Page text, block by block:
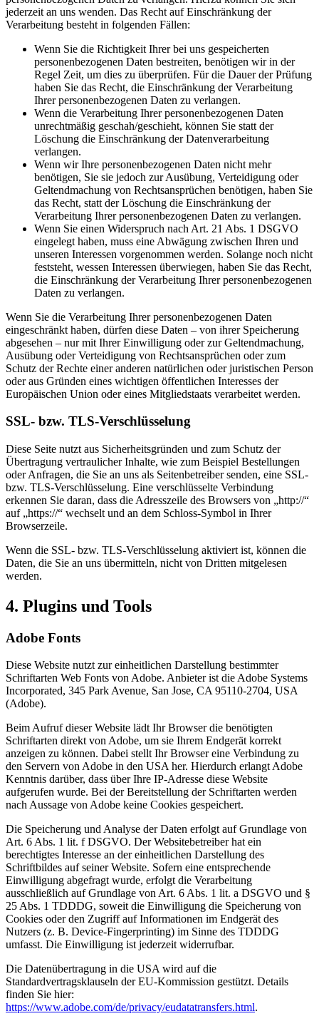
jederzeit an uns wenden. Das Recht auf Einschränkung der
Verarbeitung besteht in folgenden Fällen:
Wenn Sie die Richtigkeit Ihrer bei uns gespeicherten
personenbezogenen Daten bestreiten, benötigen wir in der
Regel Zeit, um dies zu überprüfen. Für die Dauer der Prüfung
haben Sie das Recht, die Einschränkung der Verarbeitung
Ihrer personenbezogenen Daten zu verlangen.
Wenn die Verarbeitung Ihrer personenbezogenen Daten
unrechtmäßig geschah/geschieht, können Sie statt der
Löschung die Einschränkung der Datenverarbeitung
verlangen.
Wenn wir Ihre personenbezogenen Daten nicht mehr
benötigen, Sie sie jedoch zur Ausübung, Verteidigung oder
Geltendmachung von Rechtsansprüchen benötigen, haben Sie
das Recht, statt der Löschung die Einschränkung der
Verarbeitung Ihrer personenbezogenen Daten zu verlangen.
Wenn Sie einen Widerspruch nach Art. 21 Abs. 1 DSGVO
eingelegt haben, muss eine Abwägung zwischen Ihren und
unseren Interessen vorgenommen werden. Solange noch nicht
feststeht, wessen Interessen überwiegen, haben Sie das Recht,
die Einschränkung der Verarbeitung Ihrer personenbezogenen
Daten zu verlangen.
Wenn Sie die Verarbeitung Ihrer personenbezogenen Daten
eingeschränkt haben, dürfen diese Daten – von ihrer Speicherung
abgesehen – nur mit Ihrer Einwilligung oder zur Geltendmachung,
Ausübung oder Verteidigung von Rechtsansprüchen oder zum
Schutz der Rechte einer anderen natürlichen oder juristischen Person
oder aus Gründen eines wichtigen öffentlichen Interesses der
Europäischen Union oder eines Mitgliedstaats verarbeitet werden.
SSL- bzw. TLS-Verschlüsselung
Diese Seite nutzt aus Sicherheitsgründen und zum Schutz der
Übertragung vertraulicher Inhalte, wie zum Beispiel Bestellungen
oder Anfragen, die Sie an uns als Seitenbetreiber senden, eine SSL-
bzw. TLS-Verschlüsselung. Eine verschlüsselte Verbindung
erkennen Sie daran, dass die Adresszeile des Browsers von „http://“
auf „https://“ wechselt und an dem Schloss-Symbol in Ihrer
Browserzeile.
Wenn die SSL- bzw. TLS-Verschlüsselung aktiviert ist, können die
Daten, die Sie an uns übermitteln, nicht von Dritten mitgelesen
werden.
4. Plugins und Tools
Adobe Fonts
Diese Website nutzt zur einheitlichen Darstellung bestimmter
Schriftarten Web Fonts von Adobe. Anbieter ist die Adobe Systems
Incorporated, 345 Park Avenue, San Jose, CA 95110-2704, USA
(Adobe).
Beim Aufruf dieser Website lädt Ihr Browser die benötigten
Schriftarten direkt von Adobe, um sie Ihrem Endgerät korrekt
anzeigen zu können. Dabei stellt Ihr Browser eine Verbindung zu
den Servern von Adobe in den USA her. Hierdurch erlangt Adobe
Kenntnis darüber, dass über Ihre IP-Adresse diese Website
aufgerufen wurde. Bei der Bereitstellung der Schriftarten werden
nach Aussage von Adobe keine Cookies gespeichert.
Die Speicherung und Analyse der Daten erfolgt auf Grundlage von
Art. 6 Abs. 1 lit. f DSGVO. Der Websitebetreiber hat ein
berechtigtes Interesse an der einheitlichen Darstellung des
Schriftbildes auf seiner Website. Sofern eine entsprechende
Einwilligung abgefragt wurde, erfolgt die Verarbeitung
ausschließlich auf Grundlage von Art. 6 Abs. 1 lit. a DSGVO und §
25 Abs. 1 TDDDG, soweit die Einwilligung die Speicherung von
Cookies oder den Zugriff auf Informationen im Endgerät des
Nutzers (z. B. Device-Fingerprinting) im Sinne des TDDDG
umfasst. Die Einwilligung ist jederzeit widerrufbar.
Die Datenübertragung in die USA wird auf die
Standardvertragsklauseln der EU-Kommission gestützt. Details
finden Sie hier:
https://www.adobe.com/de/privacy/eudatatransfers.html.